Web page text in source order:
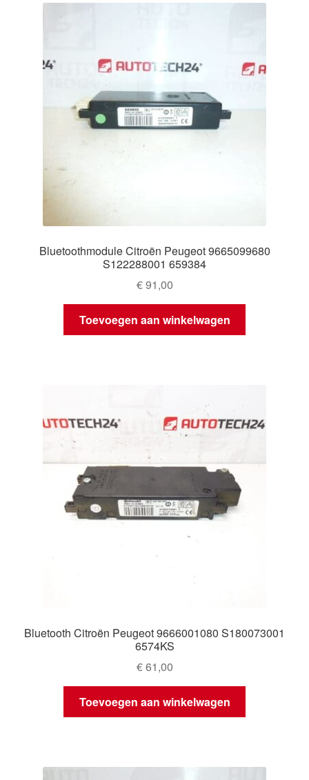
Bluetoothmodule Citroën Peugeot 9665099680
S122288001 659384
€91,00
Toevoegen aan winkelwagen
Bluetooth Citroën Peugeot 9666001080 S180073001
6574KS
€61,00
Toevoegen aan winkelwagen